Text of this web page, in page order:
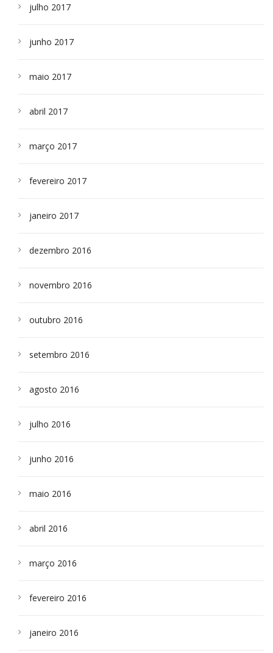
julho 2017
junho 2017
maio 2017
abril 2017
março 2017
fevereiro 2017
janeiro 2017
dezembro 2016
novembro 2016
outubro 2016
setembro 2016
agosto 2016
julho 2016
junho 2016
maio 2016
abril 2016
março 2016
fevereiro 2016
janeiro 2016